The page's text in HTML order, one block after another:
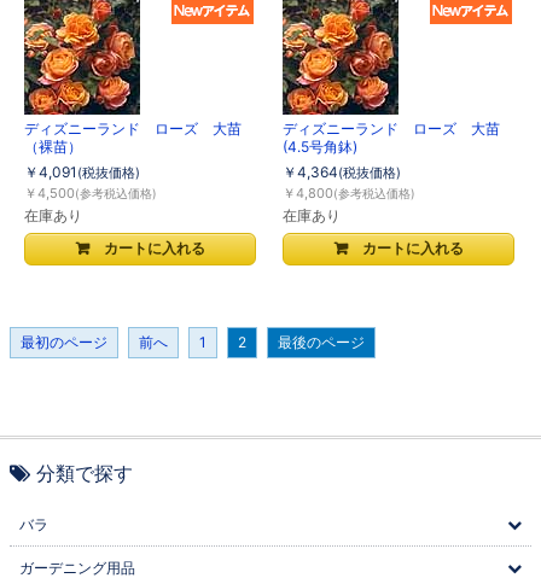
ディズニーランド ローズ 大苗
（裸苗）
￥4,091 (税抜価格)
￥4,500(参考税込価格)
在庫あり
ディズニーランド ローズ 大苗
(4.5号角鉢)
￥4,364(税抜価格)
￥4,800(参考税込価格)
在庫あり
最初のページ 前へ 1 2 最後のページ
分類で探す
バラ
ガーデニング用品